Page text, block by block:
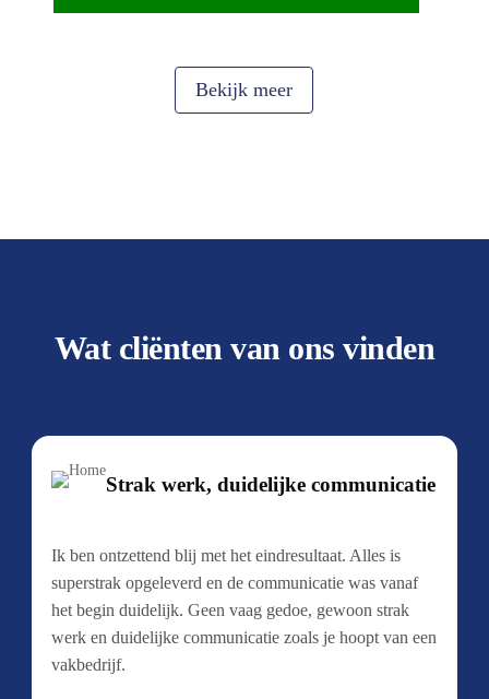
Bekijk meer
Wat cliënten van ons vinden
Strak werk, duidelijke communicatie
Ik ben ontzettend blij met het eindresultaat. Alles is
superstrak opgeleverd en de communicatie was vanaf
het begin duidelijk. Geen vaag gedoe, gewoon strak
werk en duidelijke communicatie zoals je hoopt van een
vakbedrijf.